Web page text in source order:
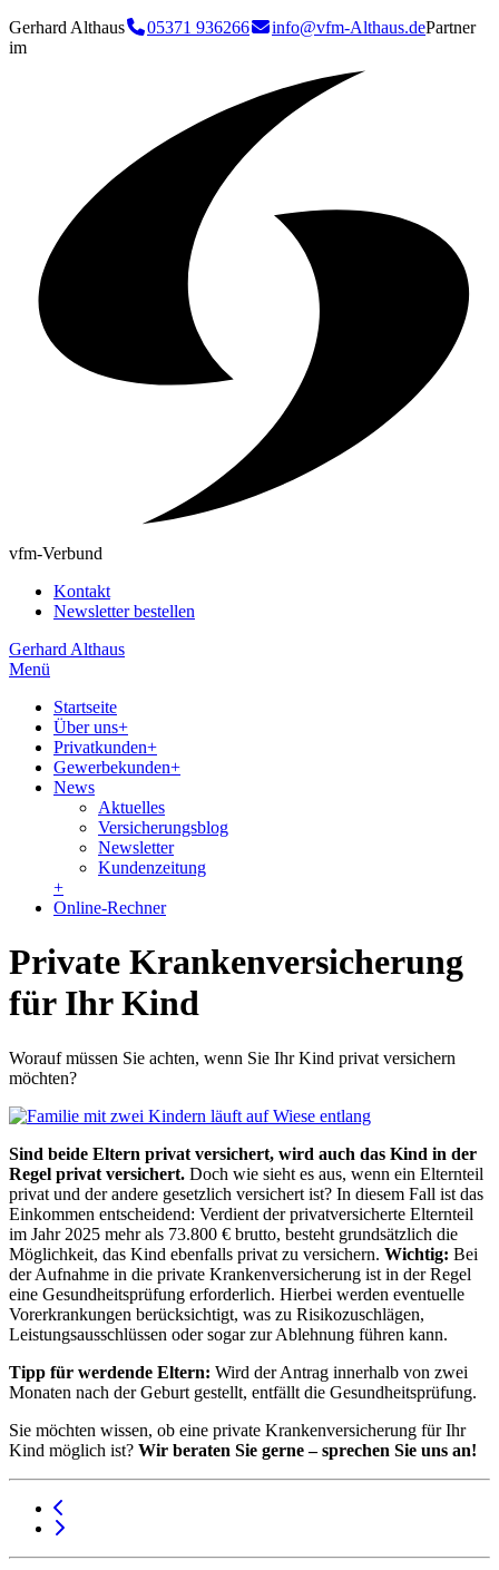
Gerhard Althaus 05371 936266 info@vfm-Althaus.dePartner
im
vfm-Verbund
Kontakt
Newsletter bestellen
Gerhard Althaus
Menü
Startseite
Über uns+
Privatkunden+
Gewerbekunden+
News
Aktuelles
Versicherungsblog
Newsletter
Kundenzeitung
+
Online-Rechner
Private Krankenversicherung
für Ihr Kind
Worauf müssen Sie achten, wenn Sie Ihr Kind privat versichern
möchten?
Sind beide Eltern privat versichert, wird auch das Kind in der
Regel privat versichert. Doch wie sieht es aus, wenn ein Elternteil
privat und der andere gesetzlich versichert ist? In diesem Fall ist das
Einkommen entscheidend: Verdient der privatversicherte Elternteil
im Jahr 2025 mehr als 73.800 € brutto, besteht grundsätzlich die
Möglichkeit, das Kind ebenfalls privat zu versichern. Wichtig: Bei
der Aufnahme in die private Krankenversicherung ist in der Regel
eine Gesundheitsprüfung erforderlich. Hierbei werden eventuelle
Vorerkrankungen berücksichtigt, was zu Risikozuschlägen,
Leistungsausschlüssen oder sogar zur Ablehnung führen kann.
Tipp für werdende Eltern: Wird der Antrag innerhalb von zwei
Monaten nach der Geburt gestellt, entfällt die Gesundheitsprüfung.
Sie möchten wissen, ob eine private Krankenversicherung für Ihr
Kind möglich ist? Wir beraten Sie gerne – sprechen Sie uns an!